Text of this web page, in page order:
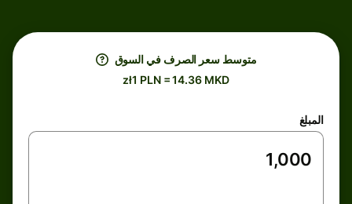
متوسط ​​سعر الصرف في السوق
zł1 PLN = 14.36 MKD
المبلغ